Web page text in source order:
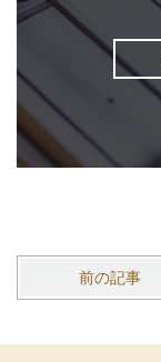
前の記事